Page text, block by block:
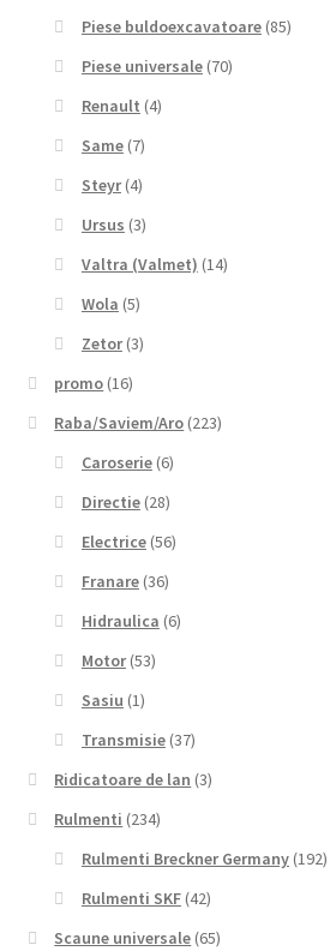
Piese buldoexcavatoare (85)
Piese universale (70)
Renault (4)
Same (7)
Steyr (4)
Ursus (3)
Valtra (Valmet) (14)
Wola (5)
Zetor (3)
promo (16)
Raba/Saviem/Aro (223)
Caroserie (6)
Directie (28)
Electrice (56)
Franare (36)
Hidraulica (6)
Motor (53)
Sasiu (1)
Transmisie (37)
Ridicatoare de lan (3)
Rulmenti (234)
Rulmenti Breckner Germany (192)
Rulmenti SKF (42)
Scaune universale (65)